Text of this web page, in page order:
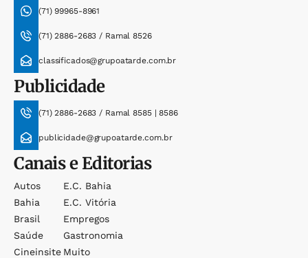
(71) 99965-8961
(71) 2886-2683 / Ramal 8526
classificados@grupoatarde.com.br
Publicidade
(71) 2886-2683 / Ramal 8585 | 8586
publicidade@grupoatarde.com.br
Canais e Editorias
Autos
Bahia
Brasil
Saúde
Cineinsite
E.c. Bahia
E.c. Vitória
Empregos
Gastronomia
Muito